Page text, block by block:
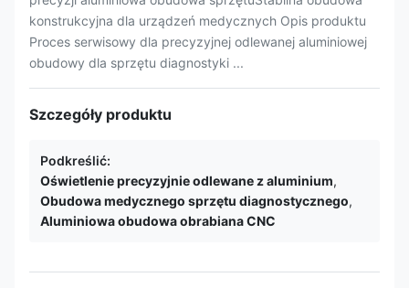
konstrukcyjna dla urządzeń medycznych Opis produktu
Proces serwisowy dla precyzyjnej odlewanej aluminiowej
obudowy dla sprzętu diagnostyki ...
Szczegóły produktu
Podkreślić:
Oświetlenie precyzyjnie odlewane z aluminium,
Obudowa medycznego sprzętu diagnostycznego,
Aluminiowa obudowa obrabiana CNC